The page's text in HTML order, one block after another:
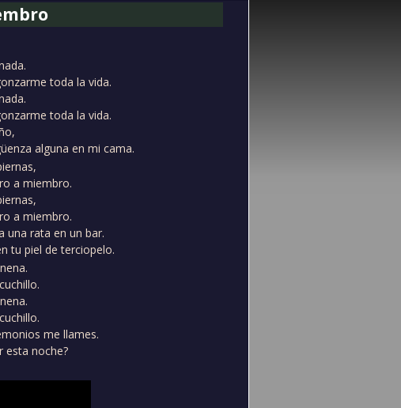
toda la vida.
toda la vida.
alguna en mi cama.
a miembro.
a miembro.
una rata en un bar.
tu piel de terciopelo.
me llames.
esta noche?